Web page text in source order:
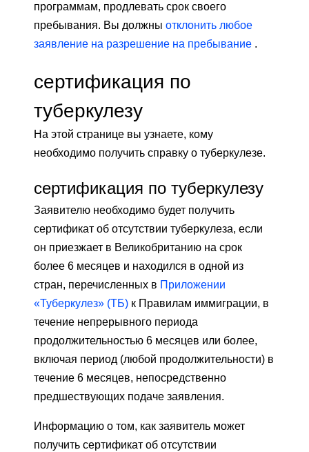
программам, продлевать срок своего
пребывания. Вы должны отклонить любое
заявление на разрешение на пребывание .
сертификация по
туберкулезу
На этой странице вы узнаете, кому
необходимо получить справку о туберкулезе.
сертификация по туберкулезу
Заявителю необходимо будет получить
сертификат об отсутствии туберкулеза, если
он приезжает в Великобританию на срок
более 6 месяцев и находился в одной из
стран, перечисленных в Приложении
«Туберкулез» (ТБ) к Правилам иммиграции, в
течение непрерывного периода
продолжительностью 6 месяцев или более,
включая период (любой продолжительности) в
течение 6 месяцев, непосредственно
предшествующих подаче заявления.
Информацию о том, как заявитель может
получить сертификат об отсутствии